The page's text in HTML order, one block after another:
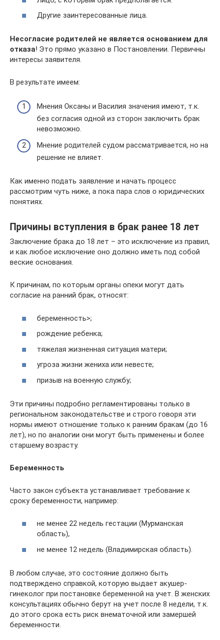
Другие заинтересованные лица.
Несогласие родителей не является основанием для
отказа! Это прямо указано в Постановлении. Первичны
интересы заявителя.
В результате имеем:
Мнения Оксаны и Василия значения имеют, т.к.
без согласия одной из сторон заключить брак
невозможно.
Мнение родителей судом рассматривается, но на
решение не влияет.
Как именно подать заявление и начать процесс
рассмотрим чуть ниже, а пока пара слов о юридических
понятиях.
Причины вступления в брак ранее 18 лет
Заключение брака до 18 лет – это исключение из правил,
и как любое исключение оно должно иметь под собой
веские основания.
К причинам, по которым органы опеки могут дать
согласие на ранний брак, относят:
беременность>;
рождение ребенка;
тяжелая жизненная ситуация матери;
угроза жизни жениха или невесте;
призыв на военную службу;
Эти причины подробно регламентированы только в
региональном законодательстве и строго говоря эти
нормы имеют отношение только к ранним бракам (до 16
лет), но по аналогии они могут быть применены и более
старшему возрасту.
Беременность
Часто закон субъекта устанавливает требование к
сроку беременности, например:
не менее 22 недель гестации (Мурманская
область),
не менее 12 недель (Владимирская область).
В любом случае, это состояние должно быть
подтверждено справкой, которую выдает акушер-
гинеколог при постановке беременной на учет. В женских
консультациях обычно берут на учет после 8 недели, т.к.
до этого срока есть риск внематочной или замершей
беременности.